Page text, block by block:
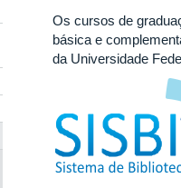
Os cursos de
básica e
da Universidade